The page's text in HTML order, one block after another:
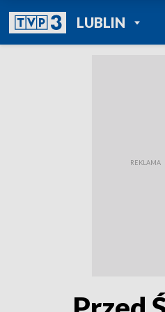
LUBLINPOWRÓT DO
TVP REGIONY